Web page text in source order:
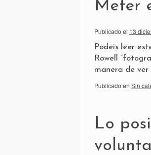
Meter
Publicado el 13
Podeis leer
Rowell
manera de
Publicado en Sin
Lo